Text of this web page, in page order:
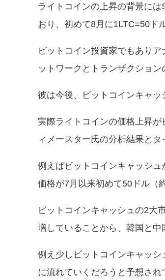
ライトコインの上昇の背景に
おり、初めて8月に1LTC=50ド
ビットコイン投資家でもあり
ットワークとトランザクショ
彼は今後、ビットコインキャッ
実際ライトコインの価格上昇
ィメースター氏の分析結果とタ
例えばビットコインキャッシ
価格が7月以来初めて50ドル（
ビットコインキャッシュの2大
増していることから、韓国と中
例え少しビットコインキャッ
に流れていくだろうと予想され